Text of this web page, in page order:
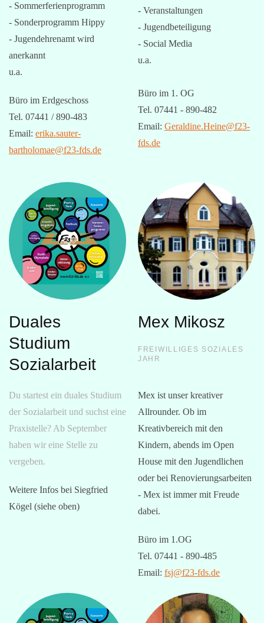
- Sommerferienprogramm
- Sonderprogramm Hippy
- Jugendehrenamt wird
anerkannt
u.a.
Büro im Erdgeschoss
Tel. 07441 / 890-483
Email: erika.sauter-
bartholomae@f23-fds.de
- Veranstaltungen
- Jugendbeteiligung
- Social Media
u.a.
Büro im 1. OG
Tel. 07441 - 890-482
Email: Geraldine.Heine@f23-
fds.de
Duales
Studium
Sozialarbeit
Du startest ein duales Studium
der Sozialarbeit und suchst eine
Praxistelle? Ab September
haben wir eine Stelle zu
vergeben.
Weitere Infos bei Siegfried
Kögel (siehe oben)
Mex Mikosz
FREIWILLIGES SOZIALES
JAHR
Mex ist unser kreativer
Allrounder. Ob im
Kreativbereich mit den
Kindern, abends im Open
House mit den Jugendlichen
oder bei Renovierungsarbeiten
- Mex ist immer mit Freude
dabei.
Büro im 1.OG
Tel. 07441 - 890-485
Email: fsj@f23-fds.de